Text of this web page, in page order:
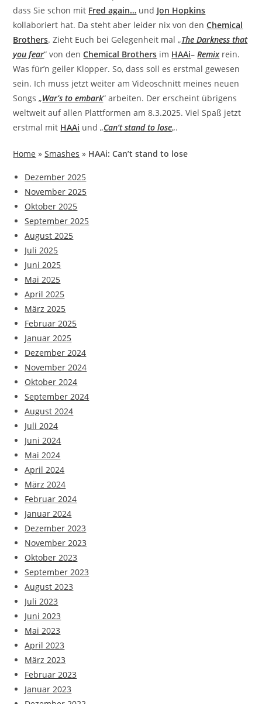
dass Sie schon mit Fred again… und Jon Hopkins
kollaboriert hat. Da steht aber leider nix von denChemical
Brothers. Zieht Euch bei Gelegenheit mal „The Darkness that
you fear“ von denChemical Brothers im HAAi–Remixrein.
Was für’n geiler Klopper. So, dass soll es erstmal gewesen
sein. Ich muss jetzt weiter am Videoschnitt meines neuen
Songs „War’s to embark“ arbeiten. Der erscheint übrigens
weltweit auf allen Plattformen am 8.3.2025. Viel Spaß jetzt
erstmal mit HAAi und „Can’t stand to lose„.
Home »Smashes » HAAi: Can’t stand to lose
Dezember 2025
November 2025
Oktober 2025
September 2025
August 2025
Juli 2025
Juni 2025
Mai 2025
April 2025
März 2025
Februar 2025
Januar 2025
Dezember 2024
November 2024
Oktober 2024
September 2024
August 2024
Juli 2024
Juni 2024
Mai 2024
April 2024
März 2024
Februar 2024
Januar 2024
Dezember 2023
November 2023
Oktober 2023
September 2023
August 2023
Juli 2023
Juni 2023
Mai 2023
April 2023
März 2023
Februar 2023
Januar 2023